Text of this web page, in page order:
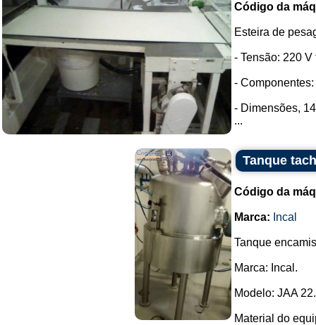
Código da
Esteira de
- Tensão: 220 V
-
- Dimensões,
...
Tanque
Código da
Marca: Incal
Tanque
Marca: Incal.
Modelo: JAA 22.
Material do